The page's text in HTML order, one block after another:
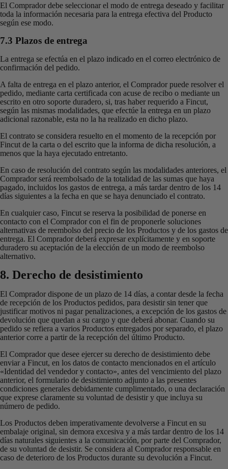
El Comprador debe seleccionar el modo de entrega deseado y facilitar
toda la información necesaria para la entrega efectiva del Producto
según ese modo.
7.3 Plazos de entrega
La entrega se efectúa en el plazo indicado en el correo electrónico de
confirmación del pedido.
A falta de entrega en el plazo anterior, el Comprador puede resolver el
pedido, mediante carta certificada con acuse de recibo o mediante un
escrito en otro soporte duradero, si, tras haber requerido a Fincut,
según las mismas modalidades, que efectúe la entrega en un plazo
adicional razonable, esta no la ha realizado en dicho plazo.
El contrato se considera resuelto en el momento de la recepción por
Fincut de la carta o del escrito que la informa de dicha resolución, a
menos que la haya ejecutado entretanto.
En caso de resolución del contrato según las modalidades anteriores, el
Comprador será reembolsado de la totalidad de las sumas que haya
pagado, incluidos los gastos de entrega, a más tardar dentro de los 14
días siguientes a la fecha en que se haya denunciado el contrato.
En cualquier caso, Fincut se reserva la posibilidad de ponerse en
contacto con el Comprador con el fin de proponerle soluciones
alternativas de reembolso del precio de los Productos y de los gastos de
entrega. El Comprador deberá expresar explícitamente y en soporte
duradero su aceptación de la elección de un modo de reembolso
alternativo.
8. Derecho de desistimiento
El Comprador dispone de un plazo de 14 días, a contar desde la fecha
de recepción de los Productos pedidos, para desistir sin tener que
justificar motivos ni pagar penalizaciones, a excepción de los gastos de
devolución que quedan a su cargo y que deberá abonar. Cuando su
pedido se refiera a varios Productos entregados por separado, el plazo
anterior corre a partir de la recepción del último Producto.
El Comprador que desee ejercer su derecho de desistimiento debe
enviar a Fincut, en los datos de contacto mencionados en el artículo
«Identidad del vendedor y contacto», antes del vencimiento del plazo
anterior, el formulario de desistimiento adjunto a las presentes
condiciones generales debidamente cumplimentado, o una declaración
que exprese claramente su voluntad de desistir y que incluya su
número de pedido.
Los Productos deben imperativamente devolverse a Fincut en su
embalaje original, sin demora excesiva y a más tardar dentro de los 14
días naturales siguientes a la comunicación, por parte del Comprador,
de su voluntad de desistir. Se considera al Comprador responsable en
caso de deterioro de los Productos durante su devolución a Fincut.